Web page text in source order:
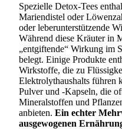
Spezielle Detox-Tees
Mariendistel oder
oder leberunterstützende
Während diese Kräuter in
„entgiftende“ Wirkung im
belegt. Einige Produkte
Wirkstoffe, die zu
Elektrolythaushalts führen
Pulver und -Kapseln, die
Mineralstoffen und
anbieten. Ein echter
ausgewogenen